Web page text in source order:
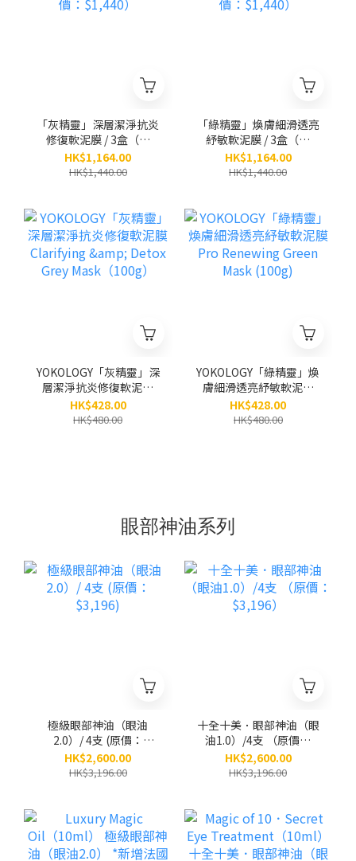
「灰精靈」深層潔淨抗炎
修復軟泥膜 / 3盒（原
價：$1,440）
HK$1,164.00
HK$1,440.00
「綠精靈」煥膚細滑透亮
紓敏軟泥膜 / 3盒（原
價：$1,440）
HK$1,164.00
HK$1,440.00
YOKOLOGY「灰精靈」深
層潔淨抗炎修復軟泥膜
Clarifying & Detox Grey
Mask（100g）
HK$428.00
HK$480.00
YOKOLOGY「綠精靈」煥
膚細滑透亮紓敏軟泥膜
Pro Renewing Green
Mask (100g)
HK$428.00
HK$480.00
眼部神油系列
極級眼部神油（眼油
2.0）/ 4支 (原價：
$3,196)
HK$2,600.00
HK$3,196.00
十全十美．眼部神油（眼
油1.0）/4支 （原價：
$3,196）
HK$2,600.00
HK$3,196.00